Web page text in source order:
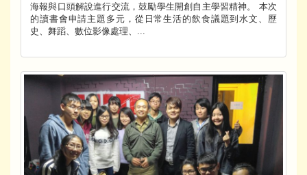
海報與口頭解說進行交流，鼓勵學生開創自主學習精神。 本次
的讀書會申請主題多元，從日常生活的飲食議題到水文、歷
史、舞蹈、數位影像處理、...